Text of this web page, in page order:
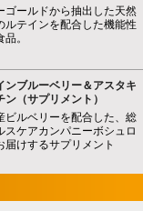
ゴールドから抽出した天然
ルテインを配合した機能性
。
ンブルーベリー＆アスタキ
ン（サプリメント）
ビルベリーを配合した、総
スケアカンパニーボシュロ
届けするサプリメント